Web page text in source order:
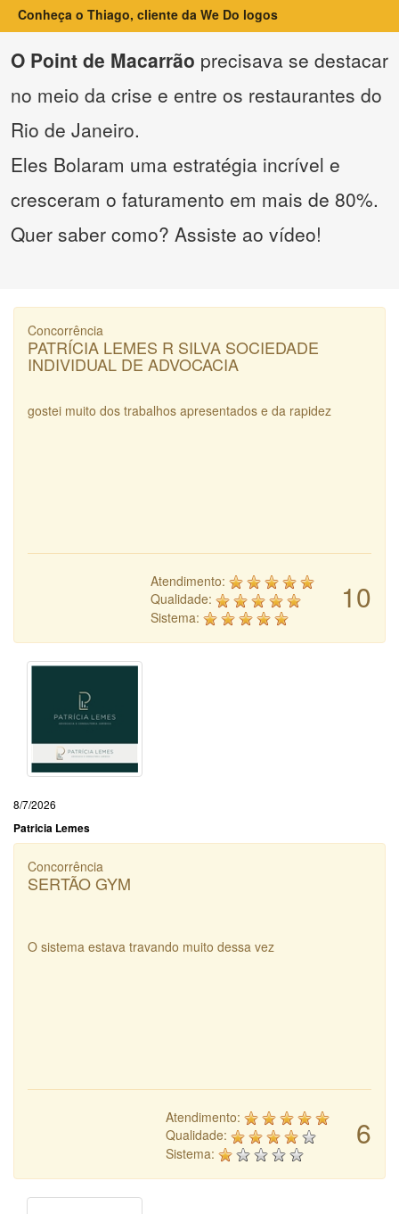
Conheça o Thiago, cliente da We Do logos
O Point de Macarrão precisava se destacar
no meio da crise e entre os restaurantes do
Rio de Janeiro.
Eles Bolaram uma estratégia incrível e
cresceram o faturamento em mais de 80%.
Quer saber como? Assiste ao vídeo!
Concorrência
PATRÍCIA LEMES R SILVA SOCIEDADE
INDIVIDUAL DE ADVOCACIA
gostei muito dos trabalhos apresentados e da rapidez
10
Atendimento:
Qualidade:
Sistema:
8/7/2026
Patricia Lemes
Concorrência
SERTÃO GYM
O sistema estava travando muito dessa vez
6
Atendimento:
Qualidade:
Sistema: